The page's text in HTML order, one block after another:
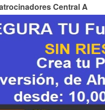
Central A